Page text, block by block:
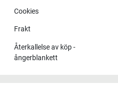
Cookies
Frakt
Återkallelse av köp -
ångerblankett